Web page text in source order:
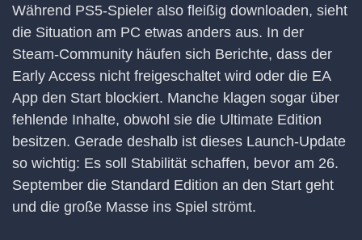
Während PS5-Spieler also fleißig downloaden, sieht
die Situation am PC etwas anders aus. In der
Steam-Community häufen sich Berichte, dass der
Early Access nicht freigeschaltet wird oder die EA
App den Start blockiert. Manche klagen sogar über
fehlende Inhalte, obwohl sie die Ultimate Edition
besitzen. Gerade deshalb ist dieses Launch-Update
so wichtig: Es soll Stabilität schaffen, bevor am 26.
September die Standard Edition an den Start geht
und die große Masse ins Spiel strömt.